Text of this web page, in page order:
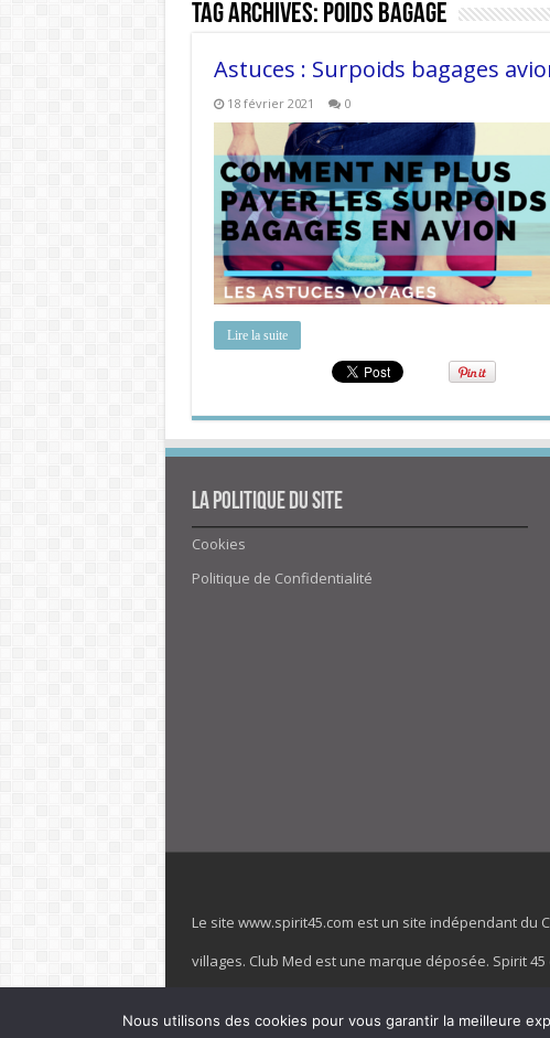
Tag Archives: poids bagage
Astuces : Surpoids bagages
18 février 2021 0
Lire la suite
La politique du site
Cookies
Politique de Confidentialité
Le site www.spirit45.com est un site indépendant du
villages. Club Med est une marque déposée. Spirit
Nous utilisons des cookies pour vous garantir la meilleure